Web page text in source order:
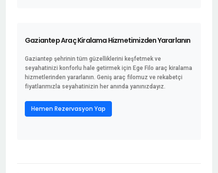
Gaziantep Araç Kiralama Hizmetimizden Yararlanın
Gaziantep şehrinin tüm güzelliklerini keşfetmek ve
seyahatinizi konforlu hale getirmek için Ege Filo araç kiralama
hizmetlerinden yararlanın. Geniş araç filomuz ve rekabetçi
fiyatlarımızla seyahatinizin her anında yanınızdayız.
Hemen Rezervasyon Yap